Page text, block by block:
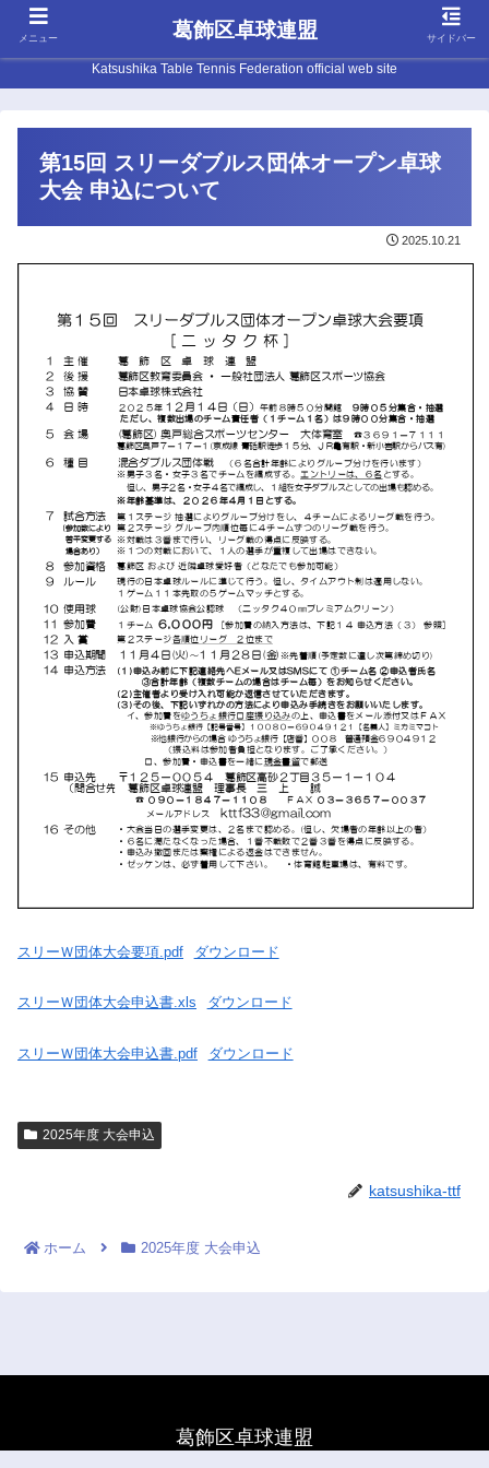
Katsushika Table Tennis Federation official web site
第15回 スリーダブルス団体オープン卓球
大会 申込について
2025.10.21
スリーＷ団体大会要項.pdf ダウンロード
スリーＷ団体大会申込書.xls ダウンロード
スリーＷ団体大会申込書.pdf ダウンロード
2025年度 大会申込
katsushika-ttf
ホーム 2025年度 大会申込
葛飾区卓球連盟
メニュー 葛飾区卓球連盟 サイドバー